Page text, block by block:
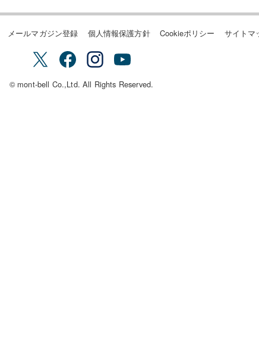
メールマガジン登録 個人情報保護方針 Cookieポリシー サイトマ
© mont-bell Co.,Ltd. All Rights Reserved.